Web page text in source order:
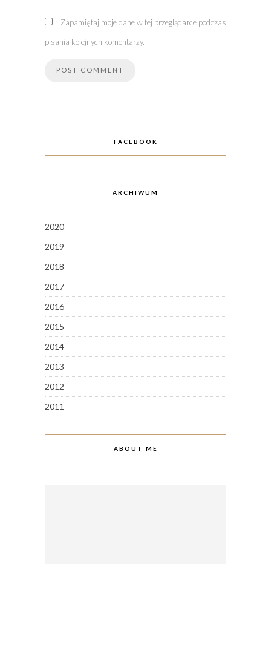
Zapamiętaj moje dane w tej przeglądarce podczas
pisania kolejnych komentarzy.
FACEBOOK
ARCHIWUM
2020
2019
2018
2017
2016
2015
2014
2013
2012
2011
ABOUT ME